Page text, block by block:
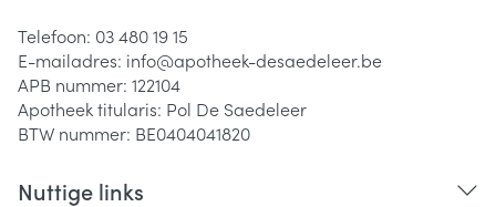
Telefoon: 03 480 19 15
E-mailadres: info@apotheek-desaedeleer.be
APB nummer: 122104
Apotheek titularis: Pol De Saedeleer
BTW nummer: BE0404041820
Nuttige links